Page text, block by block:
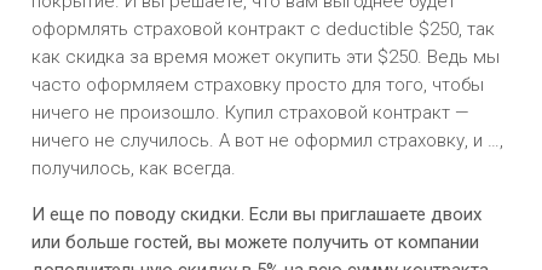
оформлять страховой контракт с deductible $250, так
как скидка за время может окупить эти $250. Ведь мы
часто оформляем страховку просто для того, чтобы
ничего не произошло. Купил страховой контракт —
ничего не случилось. А вот не оформил страховку, и …,
получилось, как всегда.
И еще по поводу скидки. Если вы приглашаете двоих
или больше гостей, вы можете получить от компании